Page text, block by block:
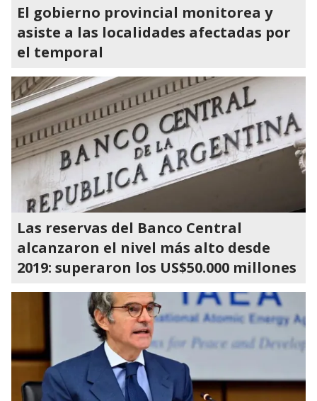
El gobierno provincial monitorea y
asiste a las localidades afectadas por
el temporal
Las reservas del Banco Central
alcanzaron el nivel más alto desde
2019: superaron los US$50.000 millones